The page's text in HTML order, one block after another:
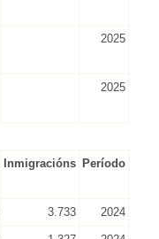
2025
2025
Inmigracións Período
3.733 2024